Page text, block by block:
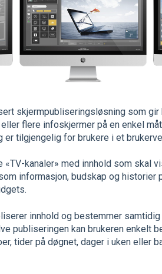
skjermpubliseringsløsning som
flere infoskjermer på en enkel
tilgjengelig for brukere i et
«TV-kanaler» med innhold som skal
informasjon, budskap og historier
innhold og bestemmer samtidig
publiseringen kan brukeren enkelt
tider på døgnet, dager i uken eller